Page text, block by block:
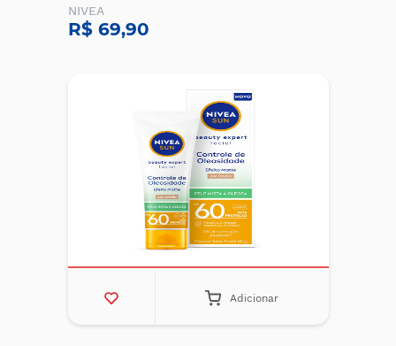
NIVEA
R$ 69,90
Adicionar